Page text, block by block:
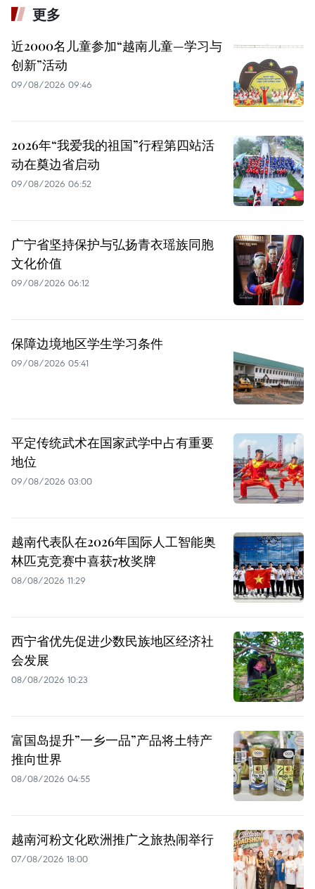
更多
近2000名儿童参加“越南儿童—学习与
创新”活动
09/08/2026 09:46
2026年“我爱我的祖国”行程第四站活
动在奠边省启动
09/08/2026 06:52
广宁省坚持保护与弘扬青衣瑶族同胞
文化价值
09/08/2026 06:12
保障边境地区学生学习条件
09/08/2026 05:41
平定传统武术在国家武学中占有重要
地位
09/08/2026 03:00
越南代表队在2026年国际人工智能奥
林匹克竞赛中喜获7枚奖牌
08/08/2026 11:29
西宁省优先促进少数民族地区经济社
会发展
08/08/2026 10:23
富国岛提升”一乡一品”产品将土特产
推向世界
08/08/2026 04:55
越南河粉文化欧洲推广之旅热闹举行
07/08/2026 18:00